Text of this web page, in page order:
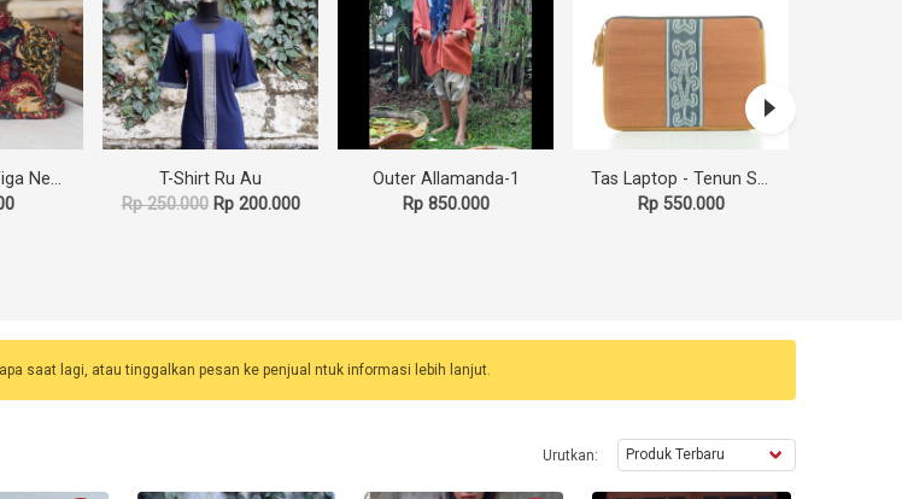
Masker Batik Tiga Negeri Upcycle
T-Shirt Ru Au
Rp 250.000Rp 200.000
Outer Allamanda-1
Rp 850.000
Tas Laptop - Tenun Sungai Utik Kalimantan 15" [ 4 Motif Pilihan ]
Rp 550.000
saat lagi, atau tinggalkan pesan ke penjual ntuk informasi lebih lanjut.
Urutkan: